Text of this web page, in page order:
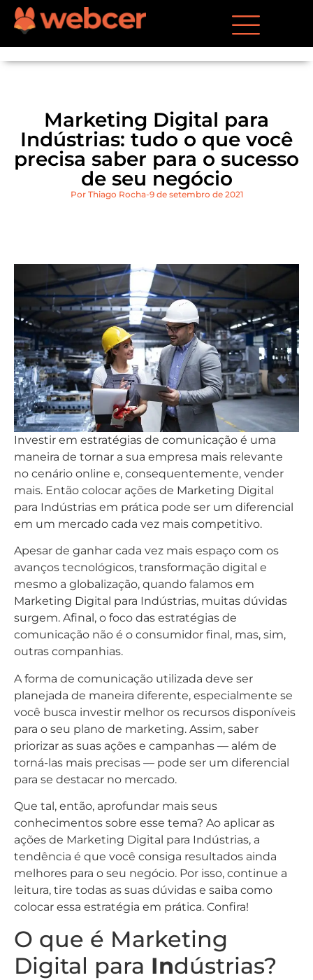
Marketing Digital para
Indústrias: tudo o que você
precisa saber para o sucesso
de seu negócio
PorThiago Rocha 9 de setembro de 2021
Investir em estratégias de comunicação é uma
maneira de tornar a sua empresa mais relevante
no cenário online e, consequentemente, vender
mais. Então colocar ações de Marketing Digital
para Indústrias em prática pode ser um diferencial
em um mercado cada vez mais competitivo.
Apesar de ganhar cada vez mais espaço com os
avanços tecnológicos, transformação digital e
mesmo a globalização, quando falamos em
Marketing Digital para Indústrias, muitas dúvidas
surgem. Afinal, o foco das estratégias de
comunicação não é o consumidor final, mas, sim,
outras companhias.
A forma de comunicação utilizada deve ser
planejada de maneira diferente, especialmente se
você busca investir melhor os recursos disponíveis
para o seu plano de marketing. Assim, saber
priorizar as suas ações e campanhas — além de
torná-las mais precisas — pode ser um diferencial
para se destacar no mercado.
Que tal, então, aprofundar mais seus
conhecimentos sobre esse tema? Ao aplicar as
ações de Marketing Digital para Indústrias, a
tendência é que você consiga resultados ainda
melhores para o seu negócio. Por isso, continue a
leitura, tire todas as suas dúvidas e saiba como
colocar essa estratégia em prática. Confira!
O que é Marketing
Digital para Indústrias?